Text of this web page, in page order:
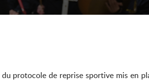
protocole de reprise sportive mis en